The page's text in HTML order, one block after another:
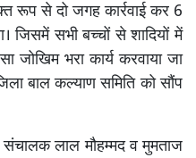
रूप से दो जगह कार्रवाई कर 6
जिसमें सभी बच्चों से शादियों में
भरा कार्य करवाया जा
बाल कल्याण समिति को सौंप
संचालक लाल मौहम्मद व मुमताज